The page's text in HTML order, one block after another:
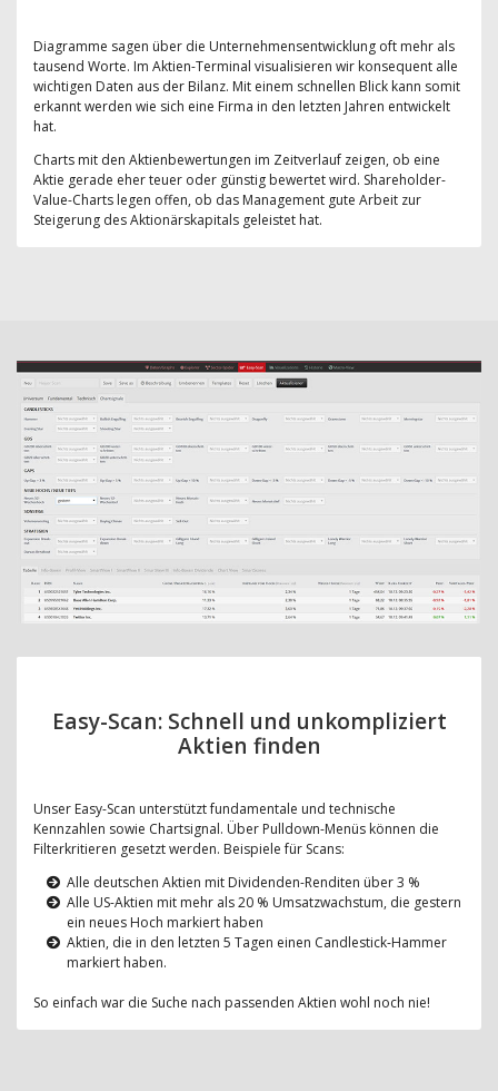
Diagramme sagen über die Unternehmensentwicklung oft mehr als
tausend Worte. Im Aktien-Terminal visualisieren wir konsequent alle
wichtigen Daten aus der Bilanz. Mit einem schnellen Blick kann somit
erkannt werden wie sich eine Firma in den letzten Jahren entwickelt
hat.
Charts mit den Aktienbewertungen im Zeitverlauf zeigen, ob eine
Aktie gerade eher teuer oder günstig bewertet wird. Shareholder-
Value-Charts legen offen, ob das Management gute Arbeit zur
Steigerung des Aktionärskapitals geleistet hat.
Easy-Scan: Schnell und unkompliziert
Aktien finden
Unser Easy-Scan unterstützt fundamentale und technische
Kennzahlen sowie Chartsignal. Über Pulldown-Menüs können die
Filterkritieren gesetzt werden. Beispiele für Scans:
Alle deutschen Aktien mit Dividenden-Renditen über 3 %
Alle US-Aktien mit mehr als 20 % Umsatzwachstum, die gestern
ein neues Hoch markiert haben
Aktien, die in den letzten 5 Tagen einen Candlestick-Hammer
markiert haben.
So einfach war die Suche nach passenden Aktien wohl noch nie!